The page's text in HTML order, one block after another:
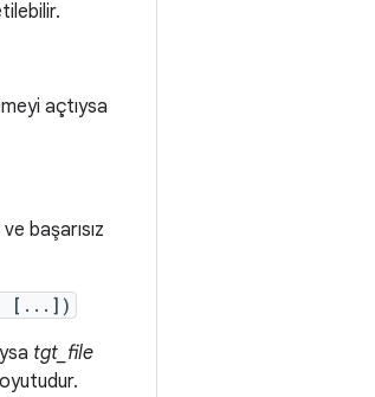
açtıysa
başarısız
[...])
tgt_file